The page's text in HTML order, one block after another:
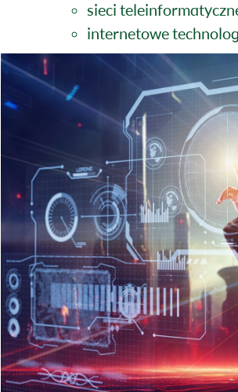
sieci
internetowe